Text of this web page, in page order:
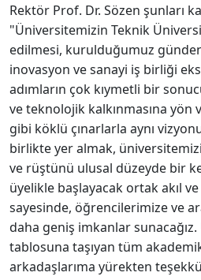
Rektör Prof. Dr. Sözen şunları
"Üniversitemizin Teknik
edilmesi, kurulduğumuz
inovasyon ve sanayi iş birliği
adımların çok kıymetli bir
ve teknolojik kalkınmasına yön
gibi köklü çınarlarla aynı
birlikte yer almak,
ve rüştünü ulusal düzeyde bir
üyelikle başlayacak ortak akıl
sayesinde, öğrencilerimize ve
daha geniş imkanlar
tablosuna taşıyan tüm
arkadaşlarıma yürekten